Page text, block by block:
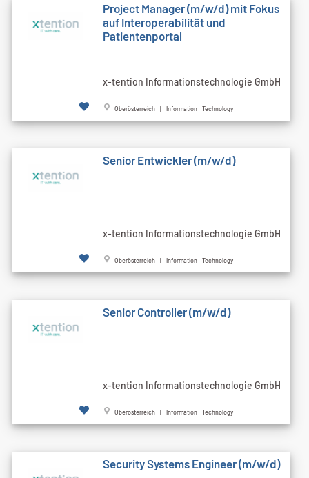
Project Manager (m/w/d) mit Fokus
auf Interoperabilität und
Patientenportal
x-tention Informationstechnologie GmbH
Oberösterreich | Information Technology
Senior Entwickler (m/w/d)
x-tention Informationstechnologie GmbH
Oberösterreich | Information Technology
Senior Controller (m/w/d)
x-tention Informationstechnologie GmbH
Oberösterreich | Information Technology
Security Systems Engineer (m/w/d)